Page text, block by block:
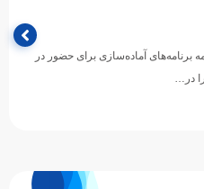
برنامه‌های آماده‌سازی برای حضور در